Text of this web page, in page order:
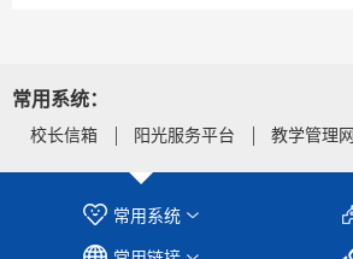
常用系统：
校长信箱 阳光服务平台 教学管理网
常用系统